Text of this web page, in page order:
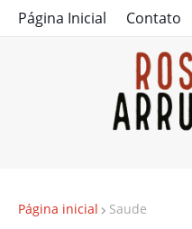
Página Inicial Contato
Página inicial Saude